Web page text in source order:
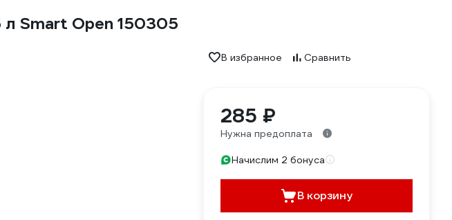
Smart Open 150305
В избранное Сравнить
285 ₽
Нужна предоплата
Начислим 2 бонуса
В корзину